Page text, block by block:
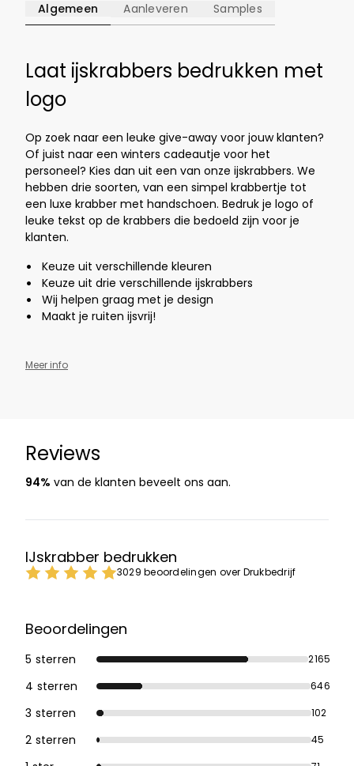
Algemeen Aanleveren Samples
Laat ijskrabbers bedrukken met
logo
Op zoek naar een leuke give-away voor jouw klanten?
Of juist naar een winters cadeautje voor het
personeel? Kies dan uit een van onze ijskrabbers. We
hebben drie soorten, van een simpel krabbertje tot
een luxe krabber met handschoen. Bedruk je logo of
leuke tekst op de krabbers die bedoeld zijn voor je
klanten.
Keuze uit verschillende kleuren
Keuze uit drie verschillende ijskrabbers
Wij helpen graag met je design
Maakt je ruiten ijsvrij!
Meer info
Reviews
94% van de klanten beveelt ons aan.
IJskrabber bedrukken
3029 beoordelingen over Drukbedrijf
Beoordelingen
5 sterren 2165
4 sterren 646
3 sterren 102
2 sterren 45